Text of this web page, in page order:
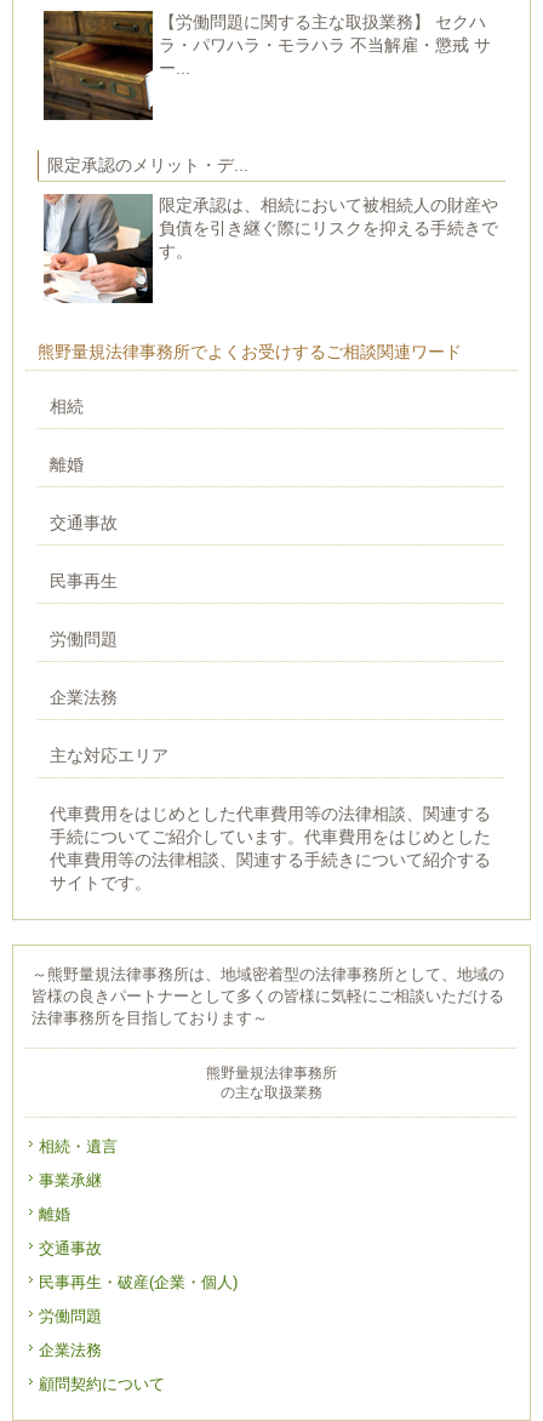
～熊野量規法律事務所は、地域密着型の法律事務所として、地域の
皆様の良きパートナーとして多くの皆様に気軽にご相談いただける
法律事務所を目指しております～
熊野量規法律事務所
の主な取扱業務
相続・遺言
事業承継
離婚
交通事故
民事再生・破産(企業・個人)
労働問題
企業法務
顧問契約について
【労働問題に関する主な取扱業務】 セクハ
ラ・パワハラ・モラハラ 不当解雇・懲戒 サ
ー...
限定承認のメリット・デ...
限定承認は、相続において被相続人の財産や
負債を引き継ぐ際にリスクを抑える手続きで
す。
熊野量規法律事務所でよくお受けするご相談関連ワード
相続
離婚
交通事故
民事再生
労働問題
企業法務
主な対応エリア
代車費用をはじめとした代車費用等の法律相談、関連する
手続についてご紹介しています。代車費用をはじめとした
代車費用等の法律相談、関連する手続きについて紹介する
サイトです。